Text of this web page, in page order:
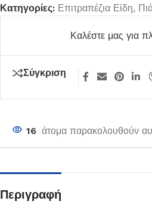
Κατηγορίες: Επιτραπέζια Είδη,
Καλέστε μας για
Σύγκριση
16 άτομα παρακολουθούν
Περιγραφή